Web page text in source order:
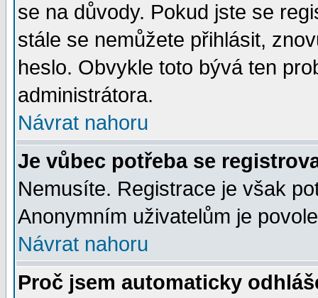
se na důvody. Pokud jste se
stále se nemůžete přihlásit,
heslo. Obvykle toto bývá ten
administrátora.
Návrat nahoru
Je vůbec potřeba se
Nemusíte. Registrace je však
Anonymním uživatelům je
Návrat nahoru
Proč jsem automaticky